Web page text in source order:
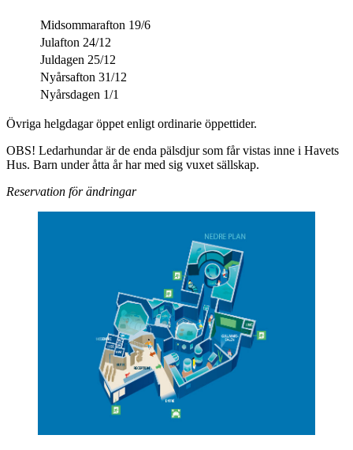
Midsommarafton 19/6
Julafton 24/12
Juldagen 25/12
Nyårsafton 31/12
Nyårsdagen 1/1
Övriga helgdagar öppet enligt ordinarie öppettider.
OBS! Ledarhundar är de enda pälsdjur som får vistas inne i Havets
Hus. Barn under åtta år har med sig vuxet sällskap.
Reservation för ändringar